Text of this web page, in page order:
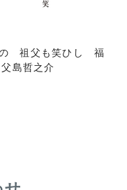
祖父も笑ひし 福
島哲之介